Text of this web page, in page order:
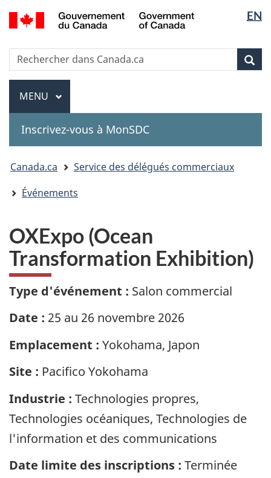
Passer
au
principal
Passer
à
Au
sujet
»
Passer
à
version
HTML
la
langue
EN
Government
Recherche
Rechercher
dans
Canada.ca
Menu
MENU PRINCIPAL
Inscrivez-vous à MonSDC
You
here:
Canada.ca
Service des délégués commerciaux
Événements
OXExpo (Ocean
Transformation Exhibition)
Type d'événement : Salon commercial
Date : 25 au 26 novembre 2026
Emplacement : Yokohama, Japon
Site : Pacifico Yokohama
Industrie : Technologies propres,
Technologies océaniques, Technologies de
l'information et des communications
Date limite des inscriptions : Terminée